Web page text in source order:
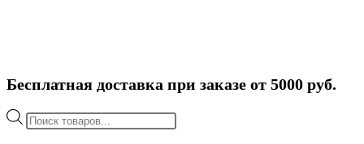
Бесплатная доставка при заказе от 5000 руб.
Поиск